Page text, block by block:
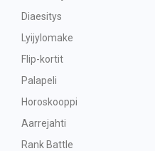
Diaesitys
Lyijylomake
Flip-kortit
Palapeli
Horoskooppi
Aarrejahti
Rank Battle